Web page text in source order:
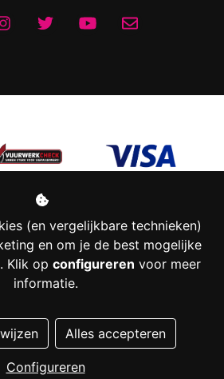
(en vergelijkbare technieken)
en om je de best mogelijke
Klik op configureren voor meer
informatie.
Alles accepteren
Configureren
Managed hosting
Webshopontwikkeling